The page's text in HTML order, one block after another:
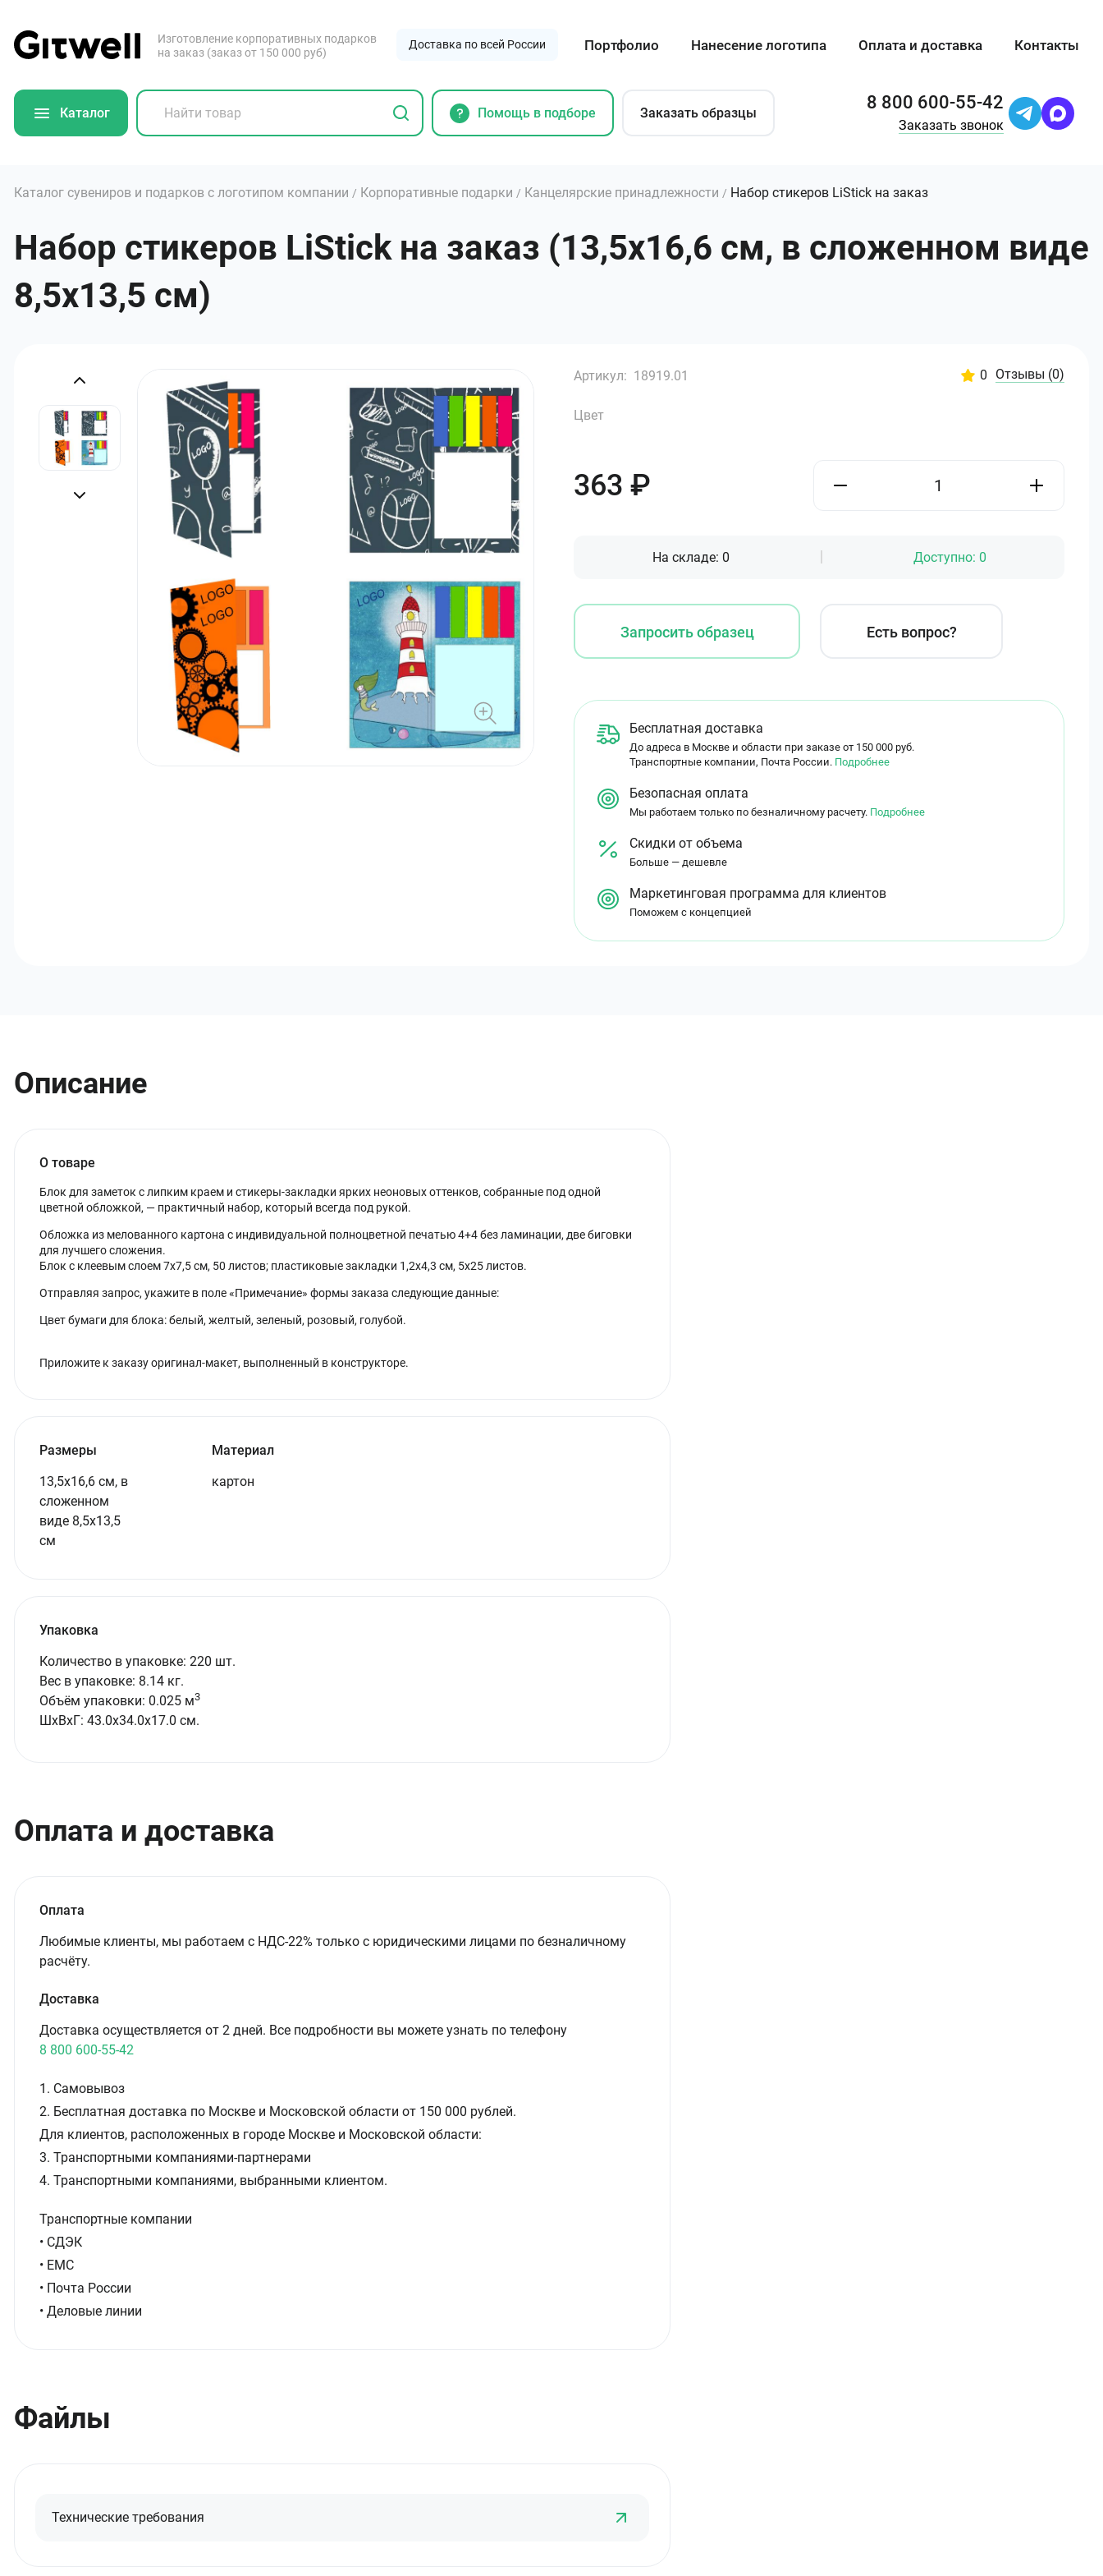
Изготовление корпоративных подарков
на заказ (заказ от 150 000 руб)
Доставка по всей России Портфолио Нанесение логотипа Оплата и доставка Контакты
Каталог Помощь в подборе Заказать образцы 8 800 600-55-42
Заказать звонок
Каталог сувениров и подарков с логотипом компании / Корпоративные подарки / Канцелярские принадлежности / Набор стикеров LiStick на заказ
Набор стикеров LiStick на заказ (13,5х16,6 см, в сложенном виде
8,5х13,5 см)
Артикул: 18919.01 0 Отзывы (0)
Цвет
363 ₽
На складе: 0 Доступно: 0
Запросить образец Есть вопрос?
Бесплатная доставка
До адреса в Москве и области при заказе от 150 000 руб.
Транспортные компании, Почта России. Подробнее
Безопасная оплата
Мы работаем только по безналичному расчету. Подробнее
Скидки от объема
Больше — дешевле
Маркетинговая программа для клиентов
Поможем с концепцией
Описание
О товаре
Блок для заметок с липким краем и стикеры-закладки ярких неоновых оттенков, собранные под одной
цветной обложкой, — практичный набор, который всегда под рукой.
Обложка из мелованного картона с индивидуальной полноцветной печатью 4+4 без ламинации, две биговки
для лучшего сложения.
Блок с клеевым слоем 7х7,5 см, 50 листов; пластиковые закладки 1,2х4,3 см, 5х25 листов.
Отправляя запрос, укажите в поле «Примечание» формы заказа следующие данные:
Цвет бумаги для блока: белый, желтый, зеленый, розовый, голубой.
Приложите к заказу оригинал-макет, выполненный в конструкторе.
Размеры
13,5х16,6 см, в
сложенном
виде 8,5х13,5
см
Материал
картон
Упаковка
Количество в упаковке: 220 шт.
Вес в упаковке: 8.14 кг.
Объём упаковки: 0.025 м3
ШxВxГ: 43.0x34.0x17.0 см.
Оплата и доставка
Оплата
Любимые клиенты, мы работаем с НДС-22% только с юридическими лицами по безналичному
расчёту.
Доставка
Доставка осуществляется от 2 дней. Все подробности вы можете узнать по телефону
8 800 600-55-42
1. Самовывоз
2. Бесплатная доставка по Москве и Московской области от 150 000 рублей.
Для клиентов, расположенных в городе Москве и Московской области:
3. Транспортными компаниями-партнерами
4. Транспортными компаниями, выбранными клиентом.
Транспортные компании
• СДЭК
• ЕМС
• Почта России
• Деловые линии
Файлы
Технические требования